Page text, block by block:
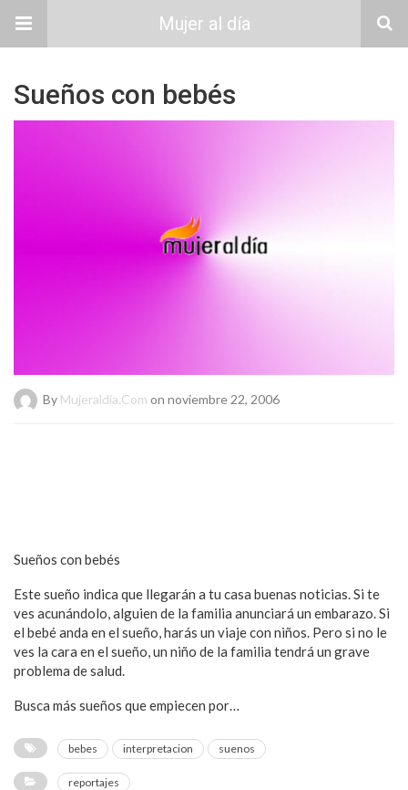
Mujer al día
Sueños con bebés
By Mujeraldia.com on noviembre 22, 2006
Sueños con bebés
Este sueño indica que llegarán a tu casa buenas noticias. Si te
ves acunándolo, alguien de la familia anunciará un embarazo. Si
el bebé anda en el sueño, harás un viaje con niños. Pero si no le
ves la cara en el sueño, un niño de la familia tendrá un grave
problema de salud.
Busca más sueños que empiecen por…
bebes interpretacion suenos
reportajes